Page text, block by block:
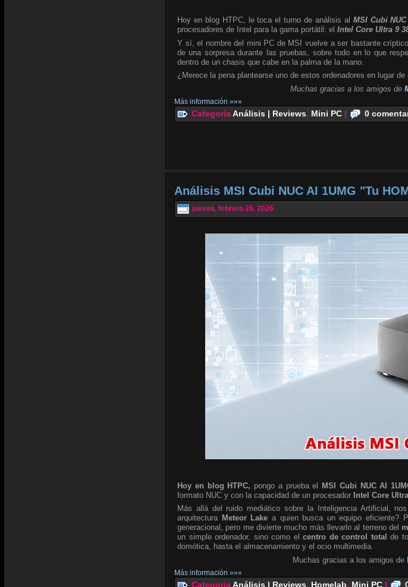
Hoy en blog HTPC, le toca el turno de análisis al MSI Cubi
procesadores de Intel para la gama portátil: el Intel Core Ultra 9
Y sí, el nombre del mini PC de MSI vuelve a ser bastante
de una sorpresa durante las pruebas, sobre todo en lo que
dentro de un chasis que cabe en la palma de la mano.
¿Merece la pena plantearse uno de estos ordenadores en lugar
Muchas gracias a los amigos de
Más información »»»
CategoriaAnálisis | Reviews, Mini PC | 0
Análisis MSI Cubi NUC AI 1UMG "Tu
jueves, febrero 26, 2026
Hoy en blog HTPC, pongo a prueba el MSI Cubi NUC AI
formato NUC y con la capacidad de un procesador Intel Core
Más allá del ruido mediático sobre la Inteligencia Artificial,
arquitectura Meteor Lake a quien busca un equipo eficiente?
generacional, pero me divierte mucho más llevarlo al terreno del
un simple ordenador, sino como elcentro de control total de
domótica, hasta el almacenamiento y el ocio multimedia.
Muchas gracias a los amigos de
Más información »»»
CategoriaAnálisis | Reviews, Homelab, Mini PC |